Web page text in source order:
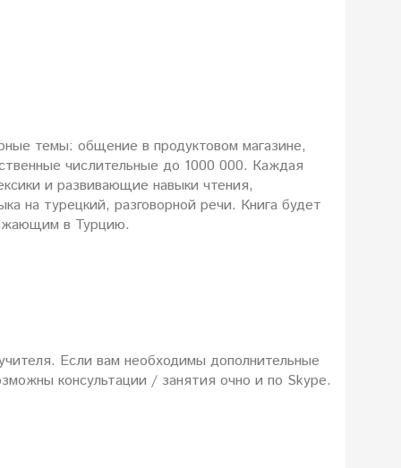
темы: общение в продуктовом магазине,
числительные до 1000 000. Каждая
и развивающие навыки чтения,
на турецкий, разговорной речи. Книга будет
в Турцию.
Если вам необходимы дополнительные
консультации / занятия очно и по Skype.